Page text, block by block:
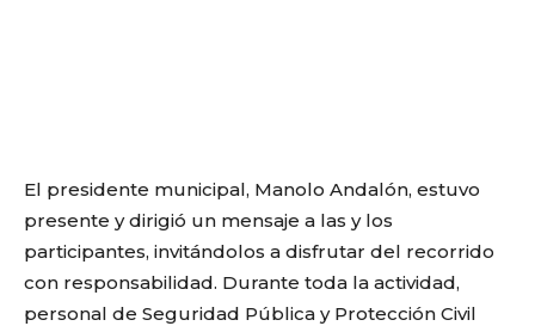
El presidente municipal, Manolo Andalón, estuvo
presente y dirigió un mensaje a las y los
participantes, invitándolos a disfrutar del recorrido
con responsabilidad. Durante toda la actividad,
personal de Seguridad Pública y Protección Civil